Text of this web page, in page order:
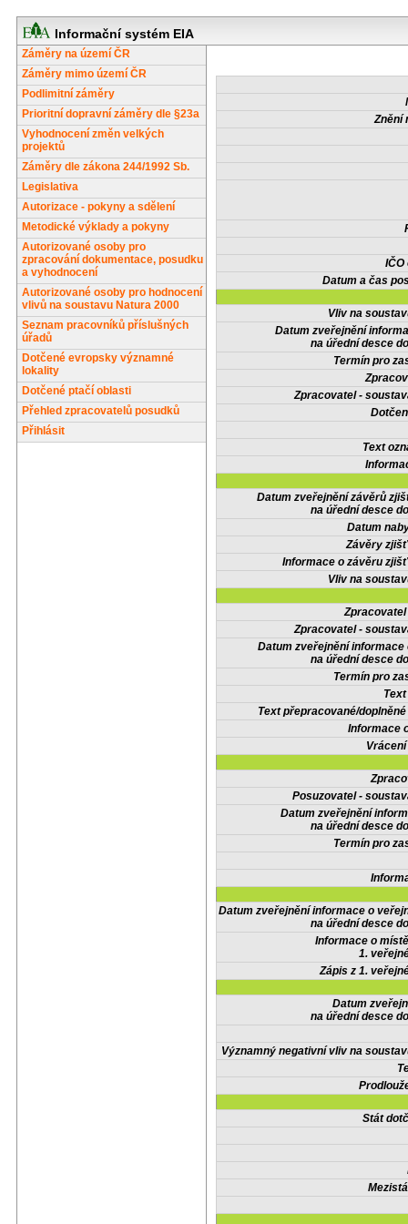
Informační systém EIA
Záměry na území ČR
Záměry mimo území ČR
Podlimitní záměry
Prioritní dopravní záměry dle §23a
Vyhodnocení změn velkých
projektů
Záměry dle zákona 244/1992 Sb.
Legislativa
Autorizace - pokyny a sdělení
Metodické výklady a pokyny
Autorizované osoby pro
zpracování dokumentace, posudku
a vyhodnocení
Autorizované osoby pro hodnocení
vlivů na soustavu Natura 2000
Seznam pracovníků příslušných
úřadů
Dotčené evropsky významné
lokality
Dotčené ptačí oblasti
Přehled zpracovatelů posudků
Přihlásit
Znění
IČO
Datum a čas
Vliv na
Datum zveřejnění
na úřední desce
Termín pro
Zpracovatel -
Text
Datum zveřejnění závěrů
na úřední desce
Datum
Závěry
Informace o závěru
Vliv na
Zpracovatel -
Datum zveřejnění informace
na úřední desce
Termín pro
Text přepracované/
Informace
Posuzovatel -
Datum zveřejnění
na úřední desce
Termín pro
Datum zveřejnění informace o
na úřední desce
Informace o
1.
Zápis z 1.
Datum
na úřední desce
Významný negativní vliv na
Stát